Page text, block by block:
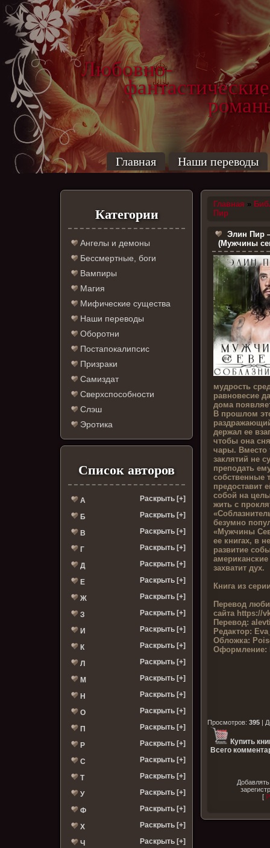
Любовно-
фантастические
Главная Наши переводы
Категории
Ангелы и демоны
Бессмертные, боги
Вампиры
Магия
Мифические существа
Наши переводы
Оборотни
Постапокалипсис
Призраки
Самиздат
Сверхспособности
Слэш
Эротика
Список авторов
А Раскрыть [+]
Б Раскрыть [+]
В Раскрыть [+]
Г Раскрыть [+]
Д Раскрыть [+]
Е Раскрыть [+]
Ж Раскрыть [+]
З Раскрыть [+]
И Раскрыть [+]
К Раскрыть [+]
Л Раскрыть [+]
М Раскрыть [+]
Н Раскрыть [+]
О Раскрыть [+]
П Раскрыть [+]
Р Раскрыть [+]
С Раскрыть [+]
Т Раскрыть [+]
У Раскрыть [+]
Ф Раскрыть [+]
Х Раскрыть [+]
Ч Раскрыть [+]
Главная »
Пир
Элин Пир
(Мужчины
мудрость
равновесие
дома
В прошлом
держал ее
чтобы она
чары. Вместо
заклятий не
преподать
собственные
предоставит
собой на
жить с
безумно
«Мужчины
ее книгах, в
развитие
захватит дух.
Книга из
Перевод
сайта https://
Перевод:
Редактор:
Обложка:
Оформление:
Просмотров:395 |
Купить
Всего
[